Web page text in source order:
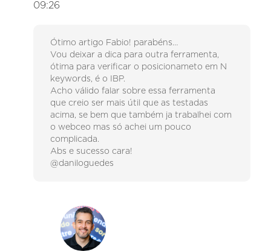
09:26
Ótimo artigo Fabio! parabéns…
Vou deixar a dica para outra ferramenta,
ótima para verificar o posicionameto em N
keywords, é o IBP.
Acho válido falar sobre essa ferramenta
que creio ser mais útil que as testadas
acima, se bem que também ja trabalhei com
o webceo mas só achei um pouco
complicada.
Abs e sucesso cara!
@daniloguedes